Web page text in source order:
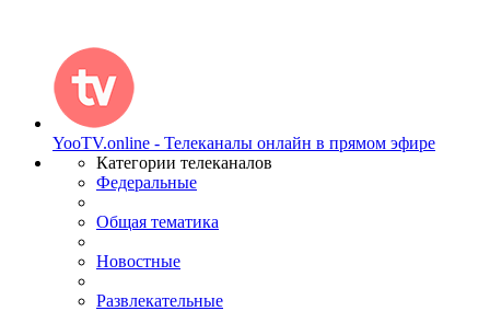
YooTV.online - Телеканалы онлайн в прямом эфире
Категории телеканалов
Федеральные
Общая тематика
Новостные
Развлекательные